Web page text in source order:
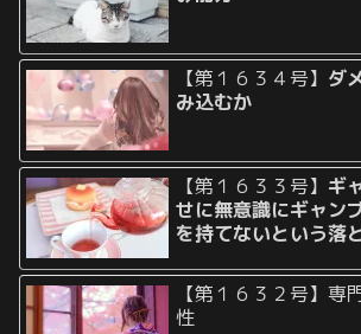
【第１６３４号】 ダ
み込むか
【第１６３３号】 ギ
せに無意識にギャン
を持てないという落
【第１６３２号】専
性